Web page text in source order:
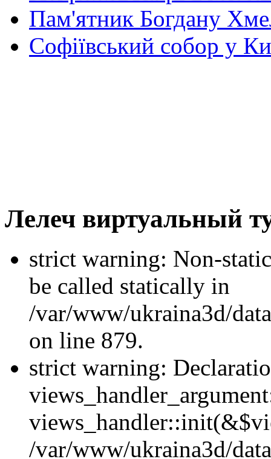
Пам'ятник Богдану
Софіївський собор у
Лелеч виртуальный
strict warning: Non-
be called statically in
/var/www/ukraina3d/
on line 879.
strict warning:
/var/www/ukraina3d/